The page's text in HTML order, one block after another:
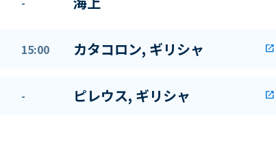
15:00 カタコロン, ギリシャ open_in_new
- ピレウス, ギリシャ open_in_new